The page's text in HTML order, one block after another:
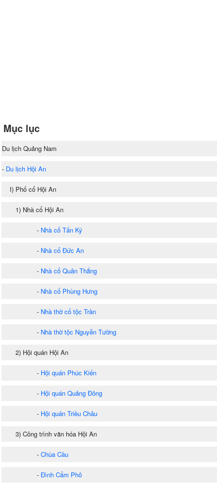
Mục lục
Du lịch Quảng Nam
- Du lịch Hội An
I) Phố cổ Hội An
1) Nhà cổ Hội An
- Nhà cổ Tấn Ký
- Nhà cổ Đức An
- Nhà cổ Quân Thắng
- Nhà cổ Phùng Hưng
- Nhà thờ cổ tộc Trần
- Nhà thờ tộc Nguyễn Tường
2) Hội quán Hội An
- Hội quán Phúc Kiến
- Hội quán Quảng Đông
- Hội quán Triều Châu
3) Công trình văn hóa Hội An
- Chùa Cầu
- Đình Cẩm Phô